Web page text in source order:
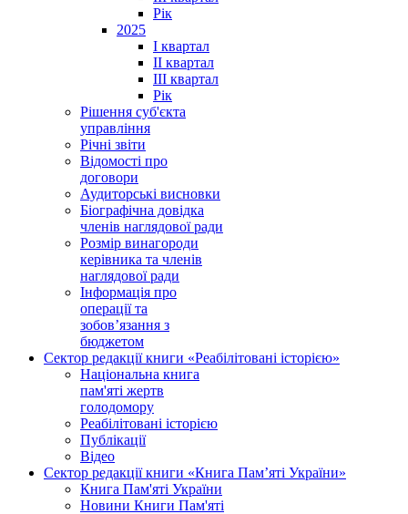
Рік
2025
I квартал
II квартал
III квартал
Рік
Рішення суб'єкта
управління
Річні звіти
Відомості про
договори
Аудиторські висновки
Біографічна довідка
членів наглядової ради
Розмір винагороди
керівника та членів
наглядової ради
Інформація про
операції та
зобов’язання з
бюджетом
Сектор редакції книги «Реабілітовані історією»
Національна книга
пам'яті жертв
голодомору
Реабілітовані історією
Публікації
Відео
Сектор редакції книги «Книга Пам’яті України»
Книга Пам'яті України
Новини Книги Пам'яті